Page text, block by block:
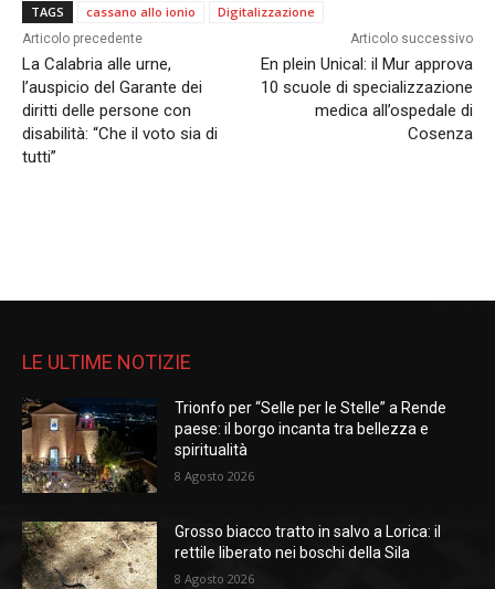
TAGS cassano allo ionio Digitalizzazione
Articolo precedente
La Calabria alle urne,
l’auspicio del Garante dei
diritti delle persone con
disabilità: “Che il voto sia di
tutti”
Articolo successivo
En plein Unical: il Mur approva
10 scuole di specializzazione
medica all’ospedale di
Cosenza
LE ULTIME NOTIZIE
Trionfo per “Selle per le Stelle” a Rende
paese: il borgo incanta tra bellezza e
spiritualità
8 Agosto 2026
Grosso biacco tratto in salvo a Lorica: il
rettile liberato nei boschi della Sila
8 Agosto 2026